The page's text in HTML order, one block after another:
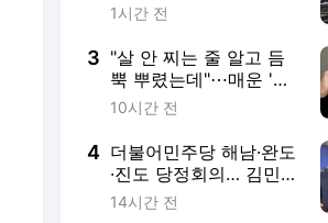
제 산적'
1시간 전
3 "살 안 찌는 줄 알고 듬
뿍 뿌렸는데"⋯매운 '이
양념', 자주 먹으면 혈당·
10시간 전
4 더불어민주당 해남·완도
·진도 당정회의… 김민석
당대표 후보·지도부 후
14시간 전